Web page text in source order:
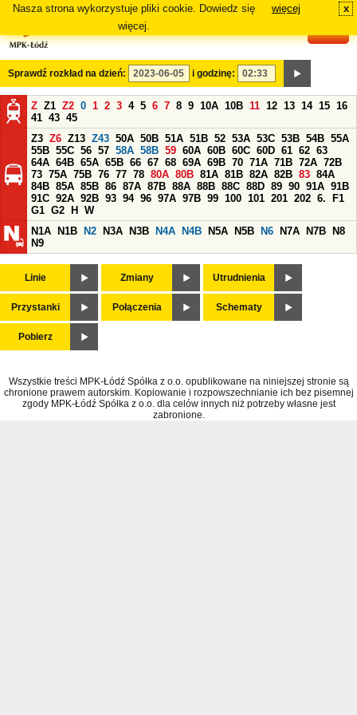
Nasza strona wykorzystuje pliki cookie. Dowiedz się
więcej.
więcej x
Sprawdź rozkład na dzień: i godzinę:
Z Z1 Z2 0 1 2 3 4 5 6 7 8 9 10A 10B 11 12 13 14 15 16
41 43 45
Z3 Z6 Z13 Z43 50A 50B 51A 51B 52 53A 53C 53B 54B 55A
55B 55C 56 57 58A 58B 59 60A 60B 60C 60D 61 62 63
64A 64B 65A 65B 66 67 68 69A 69B 70 71A 71B 72A 72B
73 75A 75B 76 77 78 80A 80B 81A 81B 82A 82B 83 84A
84B 85A 85B 86 87A 87B 88A 88B 88C 88D 89 90 91A 91B
91C 92A 92B 93 94 96 97A 97B 99 100 101 201 202 6.
F1
G1 G2 H
W
N1A
N1B N2 N3A N3B N4A N4B N5A N5B N6 N7A N7B
N8
N9
Linie Zmiany Utrudnienia
Przystanki Połączenia Schematy
Pobierz
Wszystkie treści MPK-Łódź Spółka z o.o. opublikowane na niniejszej stronie są
chronione prawem autorskim. Kopiowanie i rozpowszechnianie ich bez pisemnej
zgody MPK-Łódź Spółka z o.o. dla celów innych niż potrzeby własne jest
zabronione.